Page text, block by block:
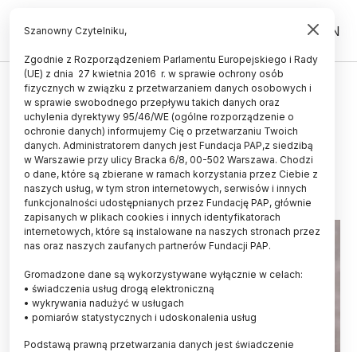
PL EN
CZŁOWIEK
Wiemy więcej o tym, jak polska
młodzież korzysta z komórek
27.12.2016
aktualizacja: 27.12.2016
3 minuty czytania
Szanowny Czytelniku,
Zgodnie z Rozporządzeniem Parlamentu Europejskiego i Rady
(UE) z dnia 27 kwietnia 2016 r. w sprawie ochrony osób
fizycznych w związku z przetwarzaniem danych osobowych i
w sprawie swobodnego przepływu takich danych oraz
uchylenia dyrektywy 95/46/WE (ogólne rozporządzenie o
ochronie danych) informujemy Cię o przetwarzaniu Twoich
danych. Administratorem danych jest Fundacja PAP,z siedzibą
w Warszawie przy ulicy Bracka 6/8, 00-502 Warszawa. Chodzi
o dane, które są zbierane w ramach korzystania przez Ciebie z
naszych usług, w tym stron internetowych, serwisów i innych
funkcjonalności udostępnianych przez Fundację PAP, głównie
zapisanych w plikach cookies i innych identyfikatorach
internetowych, które są instalowane na naszych stronach przez
nas oraz naszych zaufanych partnerów Fundacji PAP.
Gromadzone dane są wykorzystywane wyłącznie w celach:
• świadczenia usług drogą elektroniczną
• wykrywania nadużyć w usługach
• pomiarów statystycznych i udoskonalenia usług
Podstawą prawną przetwarzania danych jest świadczenie